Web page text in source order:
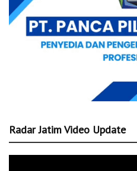
Radar Jatim Video Update